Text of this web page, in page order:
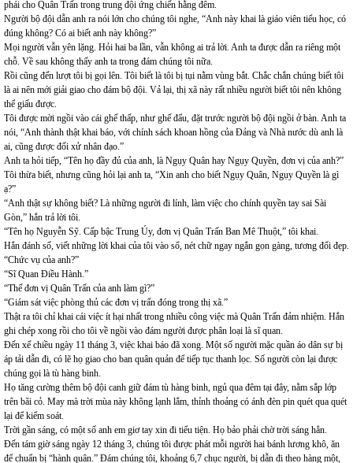
phái cho Quân Trấn trong trung đội ứng chiến hằng đêm.
Người bộ đội dẫn anh ra nói lớn cho chúng tôi nghe, “Anh này khai là giáo viên tiểu học, có
đúng không? Có ai biết anh này không?”
Mọi người vẫn yên lặng. Hỏi hai ba lần, vẫn không ai trả lời. Anh ta được dẫn ra riêng một
chỗ. Về sau không thấy anh ta trong đám chúng tôi nữa.
Rồi cũng đến lượt tôi bị gọi lên. Tôi biết là tôi bị tụi nằm vùng bắt. Chắc chắn chúng biết tôi
là ai nên mới giải giao cho đám bộ đội. Vả lại, thị xã này rất nhiều người biết tôi nên không
thể giấu được.
Tôi được mời ngồi vào cái ghế thấp, như ghế đẩu, đặt trước người bộ đội ngồi ở bàn. Anh ta
nói, “Anh thành thật khai báo, với chính sách khoan hồng của Đảng và Nhà nước dù anh là
ai, cũng được đối xử nhân đạo.”
Anh ta hỏi tiếp, “Tên họ đầy đủ của anh, là Ngụy Quân hay Ngụy Quyền, đơn vị của anh?”
Tôi thừa biết, nhưng cũng hỏi lại anh ta, “Xin anh cho biết Ngụy Quân, Ngụy Quyền là gì
ạ?”
“Anh thật sự không biết? Là những người đi lính, làm việc cho chính quyền tay sai Sài
Gòn,” hắn trả lời tôi.
“Tên họ Nguyễn Sỹ. Cấp bậc Trung Úy, đơn vị Quân Trấn Ban Mê Thuột,” tôi khai.
Hắn đánh số, viết những lời khai của tôi vào sổ, nét chữ ngay ngắn gọn gàng, tương đối đẹp.
“Chức vụ của anh?”
“Sĩ Quan Điều Hành.”
“Thế đơn vị Quân Trấn của anh làm gì?”
“Giám sát việc phòng thủ các đơn vị trấn đóng trong thị xã.”
Thật ra tôi chỉ khai cái việc ít hại nhất trong nhiều công việc mà Quân Trấn đảm nhiệm. Hắn
ghi chép xong rồi cho tôi về ngồi vào đám người được phân loại là sĩ quan.
Đến xế chiều ngày 11 tháng 3, việc khai báo đã xong. Một số người mặc quần áo dân sự bị
áp tải dẫn đi, có lẽ họ giao cho ban quân quản để tiếp tục thanh lọc. Số người còn lại được
chúng gọi là tù hàng binh.
Họ tăng cường thêm bộ đội canh giữ đám tù hàng binh, ngủ qua đêm tại đây, nằm sắp lớp
trên bãi cỏ. May mà trời mùa này không lạnh lắm, thỉnh thoảng có ánh đèn pin quét qua quét
lại để kiểm soát.
Trời gần sáng, có một số anh em giơ tay xin đi tiểu tiện. Họ bảo phải chờ trời sáng hẳn.
Đến tám giờ sáng ngày 12 tháng 3, chúng tôi được phát mỗi người hai bánh lương khô, ăn
để chuẩn bị “hành quân.” Đám chúng tôi, khoảng 6,7 chục người, bị dẫn đi theo hàng một,